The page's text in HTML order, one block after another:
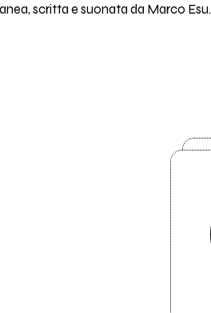
scritta e suonata da Marco Esu.